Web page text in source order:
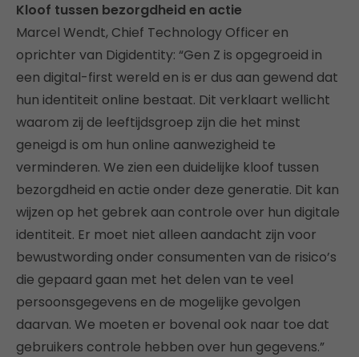
Kloof tussen bezorgdheid en actie
Marcel Wendt, Chief Technology Officer en
oprichter van Digidentity: “Gen Z is opgegroeid in
een digital-first wereld en is er dus aan gewend dat
hun identiteit online bestaat. Dit verklaart wellicht
waarom zij de leeftijdsgroep zijn die het minst
geneigd is om hun online aanwezigheid te
verminderen. We zien een duidelijke kloof tussen
bezorgdheid en actie onder deze generatie. Dit kan
wijzen op het gebrek aan controle over hun digitale
identiteit. Er moet niet alleen aandacht zijn voor
bewustwording onder consumenten van de risico’s
die gepaard gaan met het delen van te veel
persoonsgegevens en de mogelijke gevolgen
daarvan. We moeten er bovenal ook naar toe dat
gebruikers controle hebben over hun gegevens.”